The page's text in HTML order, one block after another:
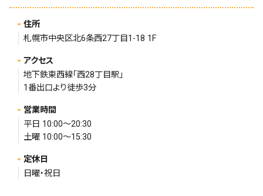
住所
札幌市中央区北6条西27丁目1-18 1F
アクセス
地下鉄東西線「西28丁目駅」
1番出口より徒歩3分
営業時間
平日 10:00～20:30
土曜 10:00～15:30
定休日
日曜・祝日